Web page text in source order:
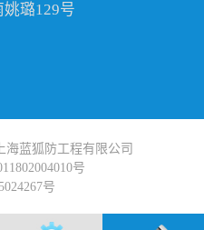
璐129号
海蓝狐防工程有限公司
号
号